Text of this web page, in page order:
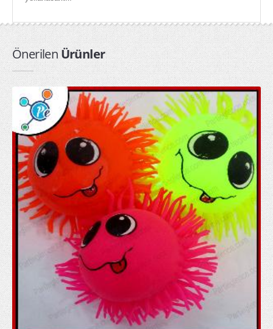
ışıklı tabanca
Işıklı Taçlar
ışıklı tef
kullan at yağmurluk toptan
PARTİ ÜRÜNLERİ
arı kanadı
Kapı Duvar Süsleri
Parti Balonları
Parti Bardakları
Parti Fenerleri
Parti Gözlükleri
Parti Kanatları
Parti Kürdanları
Önerilen Ürünler